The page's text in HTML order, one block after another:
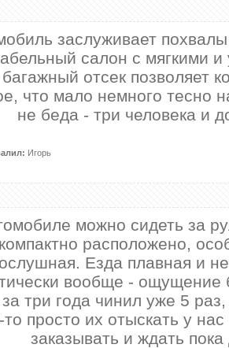
заслуживает
салон с мягкими
отсек позволяет
что мало немного тесно
не беда - три человека и
Игорь
можно сидеть за
расположено,
Езда плавная и
вообще -
три года чинил уже 5
то просто их отыскать у
заказывать и ждать пока